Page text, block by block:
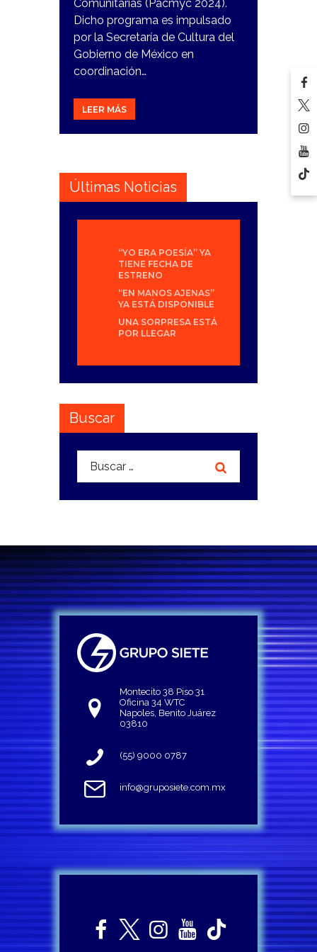
Comunitarias (Pacmyc 2024).
Dicho programa es impulsado
por la Secretaría de Cultura del
Gobierno de México en
coordinación…
LEER MÁS
Últimas Noticias
“YO ERA POESÍA” YA
TIENE FECHA DE
ESTRENO
“EN MANOS AJENAS”
YA ESTÁ DISPONIBLE
UNA SORPRESA ESTÁ
POR LLEGAR
Buscar
Buscar:
Montecito 38 Piso 31
Oficina 34 WTC
Napoles, Benito Juárez
03810
(55) 9000 0787
info@gruposiete.com.mx